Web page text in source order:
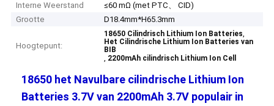
Interne Weerstand
≤60 mΩ (met PTC、 CID)
Grootte
D18.4mm*H65.3mm
Hoogtepunt:
18650 Cilindrisch Lithium Ion Batteries,
Het Cilindrische Lithium Ion Batteries van
BIB
, 2200mAh cilindrisch Lithium Ion Cell
18650 het Navulbare cilindrische Lithium Ion
Batteries 3.7V van 2200mAh 3.7V populair in